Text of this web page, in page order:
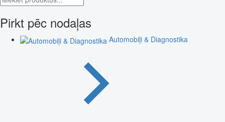
Pirkt pēc nodaļas
Automobiļi & Diagnostika